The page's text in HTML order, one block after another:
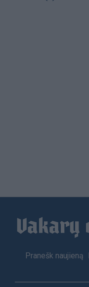
Footer
Pranešk naujieną